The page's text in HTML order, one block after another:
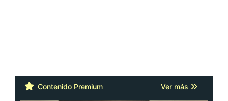
Contenido Premium Ver más